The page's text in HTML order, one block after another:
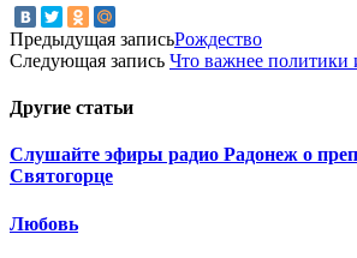
Предыдущая записьРождество
Следующая запись Что важнее политики
Другие статьи
Слушайте эфиры радио Радонеж о
Святогорце
Любовь